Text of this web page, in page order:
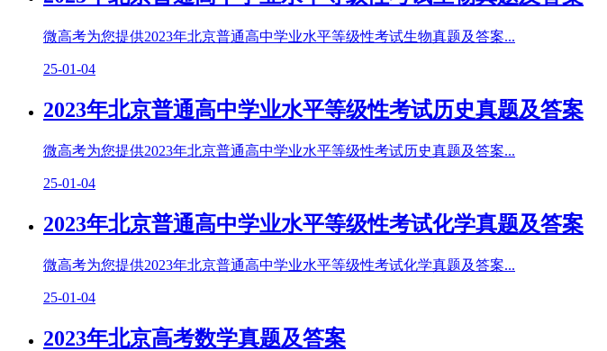
微高考为您提供2023年北京普通高中学业水平等级性考试生物真题及答案...
25-01-04
2023年北京普通高中学业水平等级性考试历史真题及答案
微高考为您提供2023年北京普通高中学业水平等级性考试历史真题及答案...
25-01-04
2023年北京普通高中学业水平等级性考试化学真题及答案
微高考为您提供2023年北京普通高中学业水平等级性考试化学真题及答案...
25-01-04
2023年北京高考数学真题及答案